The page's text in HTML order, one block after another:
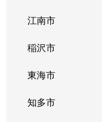
江南市
稲沢市
東海市
知多市